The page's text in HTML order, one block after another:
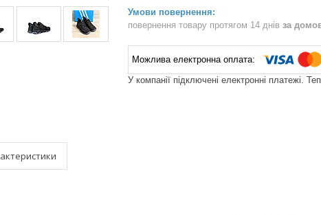
повернення товару протягом 14 днів за
У компанії підключені електронні платежі.